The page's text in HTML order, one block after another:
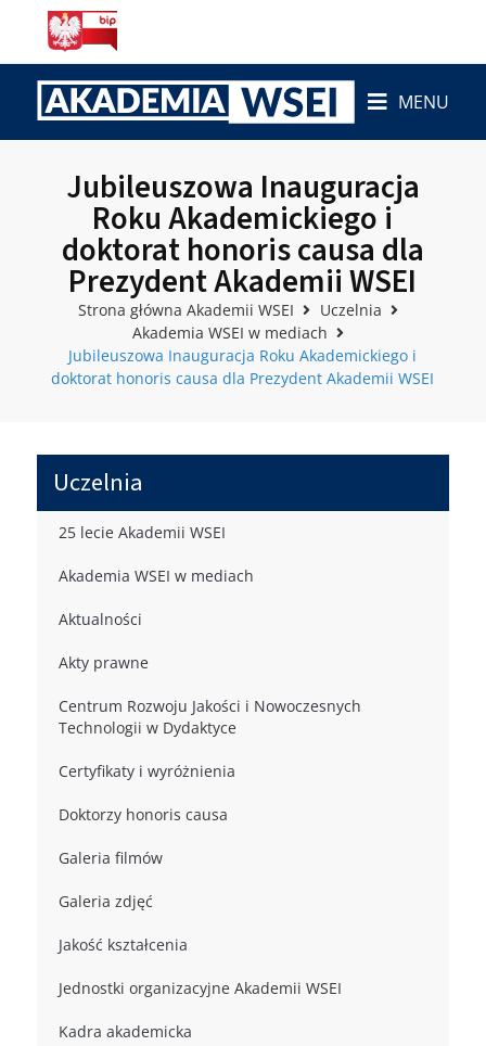
MENU
Jubileuszowa Inauguracja
Roku Akademickiego i
doktorat honoris causa dla
Prezydent Akademii WSEI
Strona główna Akademii WSEI
Uczelnia
Akademia WSEI w mediach
Jubileuszowa Inauguracja Roku Akademickiego i
doktorat honoris causa dla Prezydent Akademii WSEI
Uczelnia
25 lecie Akademii WSEI
Akademia WSEI w mediach
Aktualności
Akty prawne
Centrum Rozwoju Jakości i Nowoczesnych
Technologii w Dydaktyce
Certyfikaty i wyróżnienia
Doktorzy honoris causa
Galeria filmów
Galeria zdjęć
Jakość kształcenia
Jednostki organizacyjne Akademii WSEI
Kadra akademicka